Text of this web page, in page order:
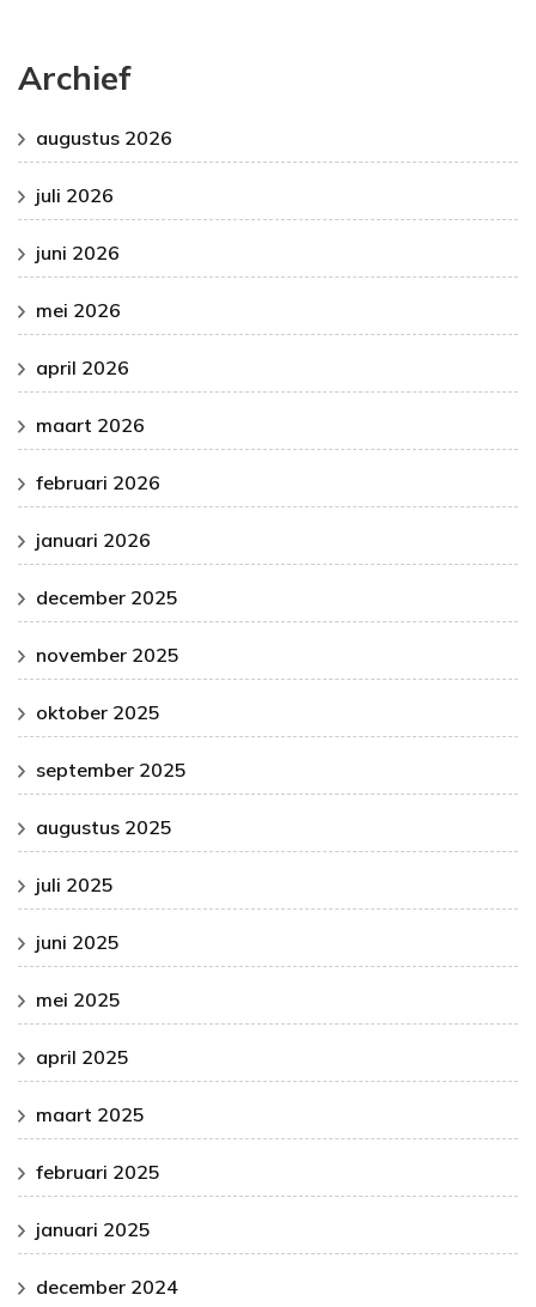
Archief
augustus 2026
juli 2026
juni 2026
mei 2026
april 2026
maart 2026
februari 2026
januari 2026
december 2025
november 2025
oktober 2025
september 2025
augustus 2025
juli 2025
juni 2025
mei 2025
april 2025
maart 2025
februari 2025
januari 2025
december 2024